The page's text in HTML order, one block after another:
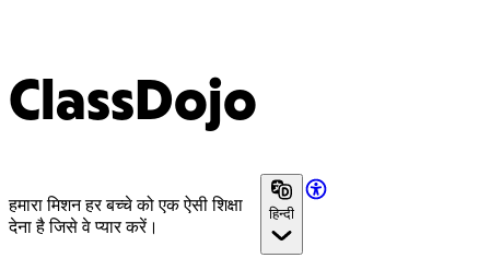
ClassDojo
हमारा मिशन हर बच्चे को एक ऐसी शिक्षा
देना है जिसे वे प्यार करें।
हिन्दी